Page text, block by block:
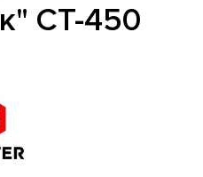
СТ-450